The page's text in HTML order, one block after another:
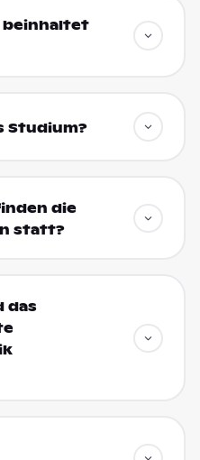
beinhaltet
Studium?
die
statt?
das